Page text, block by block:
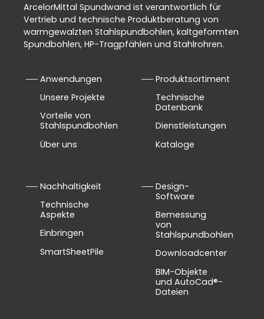
ArcelorMittal Spundwand ist verantwortlich für
Vertrieb und technische Produktberatung von
warmgewalzten Stahlspundbohlen, kaltgeformten
Spundbohlen, HP-Tragpfählen und Stahlrohren.
Anwendungen
Unsere Projekte
Vorteile von
Stahlspundbohlen
Über uns
Produktsortiment
Technische
Datenbank
Dienstleistungen
Kataloge
Nachhaltigkeit
Technische
Aspekte
Einbringen
SmartSheetPile
Design-
Software
Bemessung
von
Stahlspundbohlen
Downloadcenter
BIM-Objekte
und AutoCad®-
Dateien